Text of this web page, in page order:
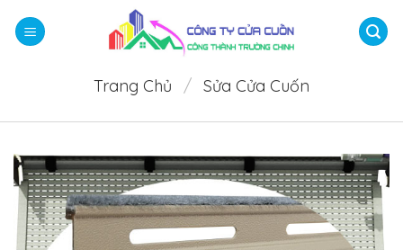
qua
Trang Chủ / Sửa Cửa Cuốn